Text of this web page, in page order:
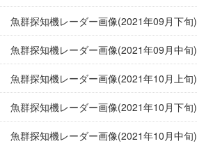
魚群探知機レーダー画像(2021年09月下旬)
魚群探知機レーダー画像(2021年09月中旬)
魚群探知機レーダー画像(2021年10月上旬)
魚群探知機レーダー画像(2021年10月下旬)
魚群探知機レーダー画像(2021年10月中旬)